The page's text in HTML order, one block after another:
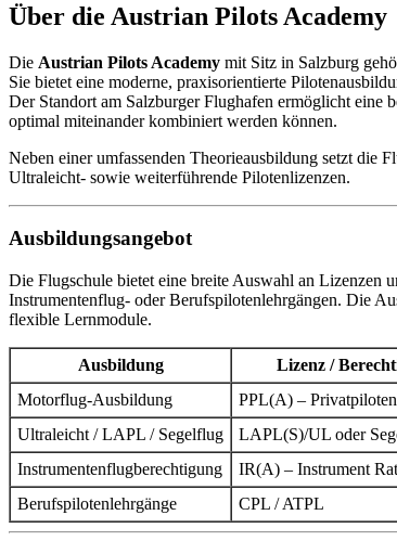
Über die Austrian Pilots Academy
Die Austrian Pilots Academy mit Sitz in Salzburg
Sie bietet eine moderne, praxisorientierte
Der Standort am Salzburger Flughafen ermöglicht eine
optimal miteinander kombiniert werden können.
Neben einer umfassenden Theorieausbildung setzt
Ultraleicht- sowie weiterführende Pilotenlizenzen.
Ausbildungsangebot
Die Flugschule bietet eine breite Auswahl an Lizenzen
Instrumentenflug- oder Berufspilotenlehrgängen. Die
flexible Lernmodule.
Ausbildung Lizenz /
Motorflug-Ausbildung
PPL(A) –
Ultraleicht / LAPL / Segelflug
LAPL(S)/UL oder
Instrumentenflugberechtigung
IR(A) – Instrument
Berufspilotenlehrgänge
CPL / ATPL